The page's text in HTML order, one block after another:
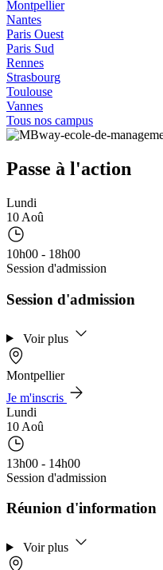
Montpellier
Nantes
Paris Ouest
Paris Sud
Rennes
Strasbourg
Toulouse
Vannes
Tous nos campus
Passe à l'action
Lundi
10 Aoû
10h00 - 18h00
Session d'admission
Session d'admission
Voir plus
Montpellier
Je m'inscris
Lundi
10 Aoû
13h00 - 14h00
Session d'admission
Réunion d'information
Voir plus